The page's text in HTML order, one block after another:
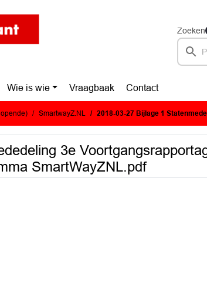
Zoeken
Wie is wie Vraagbaak Contact
SmartwayZ.NL 2018-03-27 Bijlage 1 Statenmededeling 3e Voortgangsrapportage
3e
SmartWayZNL.pdf